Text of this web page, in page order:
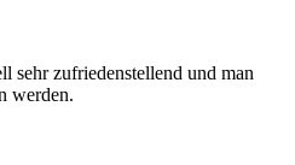
sehr zufriedenstellend und man
werden.